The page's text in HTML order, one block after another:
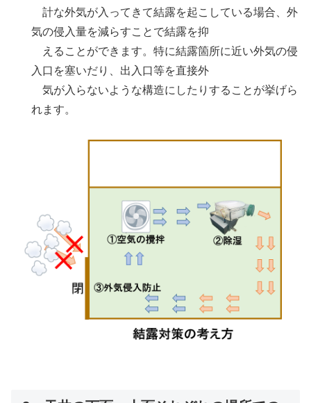
計な外気が入ってきて結露を起こしている場合、外
気の侵入量を減らすことで結露を抑
えることができます。特に結露箇所に近い外気の侵
入口を塞いだり、出入口等を直接外
気が入らないような構造にしたりすることが挙げら
れます。